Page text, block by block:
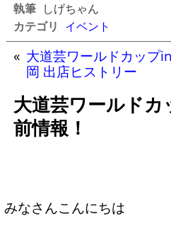
執筆 しげちゃん
カテゴリ イベント
« 大道芸ワールドカップ
岡 出店ヒストリー
大道芸ワールド
前情報！
みなさんこんにちは